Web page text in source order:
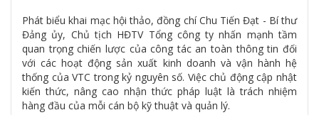
Phát biểu khai mạc hội thảo, đồng chí Chu Tiến Đạt - Bí thư
Đảng ủy, Chủ tịch HĐTV Tổng công ty nhấn mạnh tầm
quan trọng chiến lược của công tác an toàn thông tin đối
với các hoạt động sản xuất kinh doanh và vận hành hệ
thống của VTC trong kỷ nguyên số. Việc chủ động cập nhật
kiến thức, nâng cao nhận thức pháp luật là trách nhiệm
hàng đầu của mỗi cán bộ kỹ thuật và quản lý.